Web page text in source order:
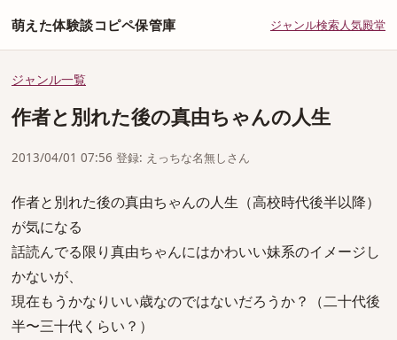
萌えた体験談コピペ保管庫 ジャンル検索人気殿堂
ジャンル一覧
作者と別れた後の真由ちゃんの人生
2013/04/01 07:56 登録: えっちな名無しさん
作者と別れた後の真由ちゃんの人生（高校時代後半以降）
が気になる
話読んでる限り真由ちゃんにはかわいい妹系のイメージし
かないが、
現在もうかなりいい歳なのではないだろうか？（二十代後
半〜三十代くらい？）